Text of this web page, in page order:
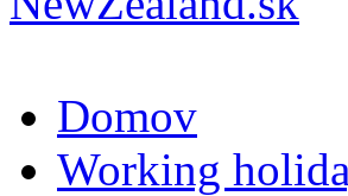
Domov
Working